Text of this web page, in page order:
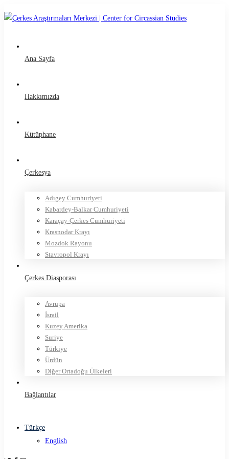
Ana Sayfa
Hakkımızda
Kütüphane
Çerkesya
Adıgey Cumhuriyeti
Kabardey-Balkar Cumhuriyeti
Karaçay-Çerkes Cumhuriyeti
Krasnodar Krayı
Mozdok Rayonu
Stavropol Krayı
Çerkes Diasporası
Avrupa
İsrail
Kuzey Amerika
Suriye
Türkiye
Ürdün
Diğer Ortadoğu Ülkeleri
Bağlantılar
Türkçe
English